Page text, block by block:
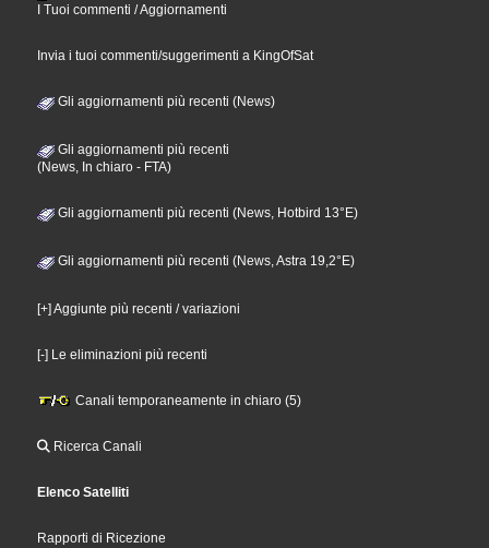
I Tuoi commenti / Aggiornamenti
Invia i tuoi commenti/suggerimenti a KingOfSat
Gli aggiornamenti più recenti (News)
Gli aggiornamenti più recenti
(News, In chiaro - FTA)
Gli aggiornamenti più recenti (News, Hotbird 13°E)
Gli aggiornamenti più recenti (News, Astra 19,2°E)
[+] Aggiunte più recenti / variazioni
[-] Le eliminazioni più recenti
Canali temporaneamente in chiaro (5)
Ricerca Canali
Elenco Satelliti
Rapporti di Ricezione